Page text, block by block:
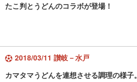
たこ判とうどんのコラボが登場！
2018/03/11 讃岐－水戸
カマタマうどんを連想させる調理の様子。